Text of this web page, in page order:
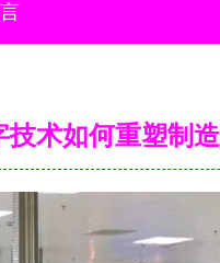
术如何重塑制